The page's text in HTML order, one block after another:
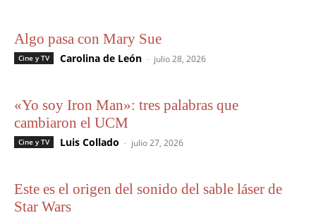
Algo pasa con Mary Sue
Cine y TV Carolina de León - julio 28, 2026
«Yo soy Iron Man»: tres palabras que
cambiaron el UCM
Cine y TV Luis Collado - julio 27, 2026
Este es el origen del sonido del sable láser de
Star Wars